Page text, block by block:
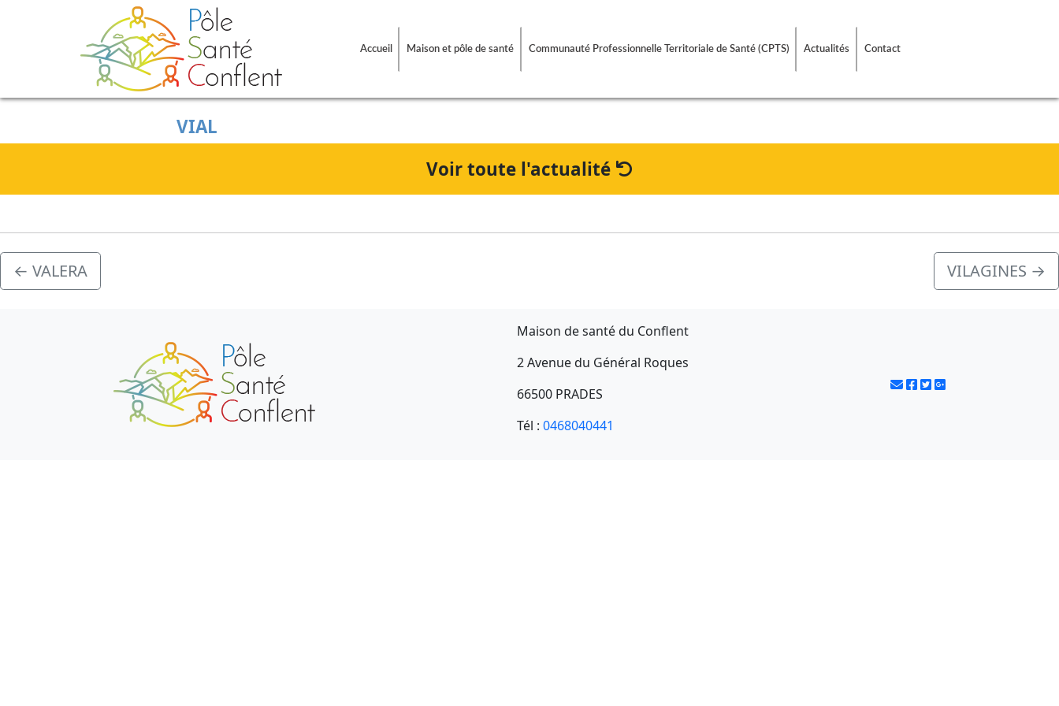
Accueil Maison et pôle de santé Communauté Professionnelle Territoriale de Santé (CPTS) Actualités Contact
VIAL
Voir toute l'actualité
← VALERA VILAGINES →
Maison de santé du Conflent
2 Avenue du Général Roques
66500 PRADES
Tél : 0468040441